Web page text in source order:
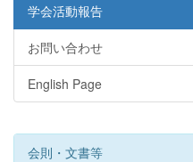
学会活動報告
お問い合わせ
English Page
会則・文書等